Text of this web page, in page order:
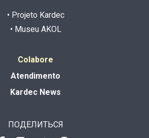
• Projeto Kardec
• Museu AKOL
Colabore
Atendimento
Kardec News
ПОДЕЛИТЬСЯ